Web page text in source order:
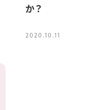
か？
2020.10.11